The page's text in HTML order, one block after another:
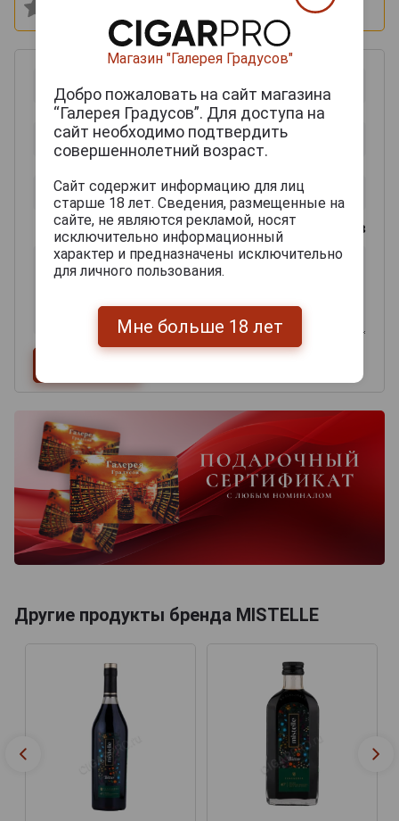
0из 2000 знаков
Другие продукты бренда MISTELLE
Магазин "Галерея Градусов"
Добро пожаловать на сайт магазина
“Галерея Градусов”. Для доступа на
сайт необходимо подтвердить
совершеннолетний возраст.
Сайт содержит информацию для лиц
старше 18 лет. Сведения, размещенные на
сайте, не являются рекламой, носят
исключительно информационный
характер и предназначены исключительно
для личного пользования.
Мне больше 18 лет